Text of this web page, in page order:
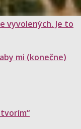
vyvolených. Je to
mi (konečne)